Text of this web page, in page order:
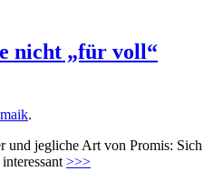
nicht „für voll“
maik.
und jegliche Art von Promis: Sich
>>>